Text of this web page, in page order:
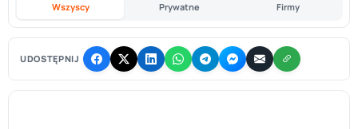
Wszyscy Prywatne Firmy
UDOSTĘPNIJ